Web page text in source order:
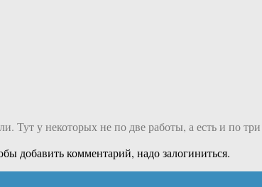
Тут у некоторых не по две работы, а есть и по
добавить комментарий, надо залогиниться.